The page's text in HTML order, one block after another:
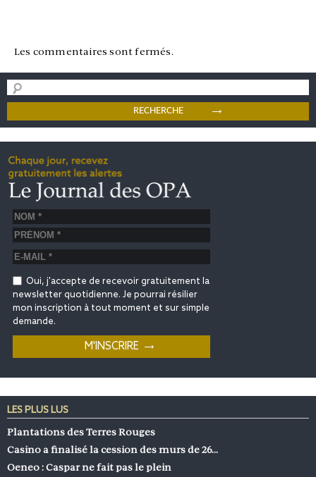
Les commentaires sont fermés.
Oui, j'accepte de recevoir gratuitement la
newsletter quotidienne. Je pourrai résilier
mon inscription à tout moment et sur simple
demande.
LES PLUS LUS
Plantations des Terres Rouges
Casino a finalisé la cession des murs de 26…
Oeneo : Caspar ne fait pas le plein